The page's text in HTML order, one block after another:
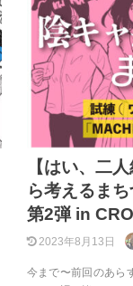
【はい、二
ら考えるま
第2弾 in
2023年8月13日
今まで〜前回のあら